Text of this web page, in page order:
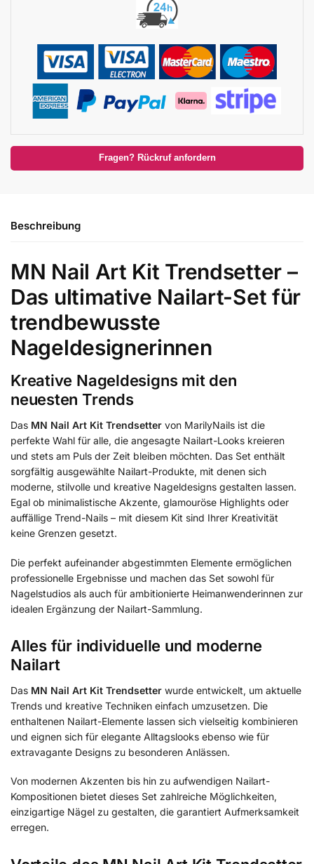
Fragen? Rückruf anfordern
Beschreibung
MN Nail Art Kit Trendsetter –
Das ultimative Nailart-Set für
trendbewusste
Nageldesignerinnen
Kreative Nageldesigns mit den
neuesten Trends
Das MN Nail Art Kit Trendsetter von MarilyNails ist die
perfekte Wahl für alle, die angesagte Nailart-Looks kreieren
und stets am Puls der Zeit bleiben möchten. Das Set enthält
sorgfältig ausgewählte Nailart-Produkte, mit denen sich
moderne, stilvolle und kreative Nageldesigns gestalten lassen.
Egal ob minimalistische Akzente, glamouröse Highlights oder
auffällige Trend-Nails – mit diesem Kit sind Ihrer Kreativität
keine Grenzen gesetzt.
Die perfekt aufeinander abgestimmten Elemente ermöglichen
professionelle Ergebnisse und machen das Set sowohl für
Nagelstudios als auch für ambitionierte Heimanwenderinnen zur
idealen Ergänzung der Nailart-Sammlung.
Alles für individuelle und moderne
Nailart
Das MN Nail Art Kit Trendsetter wurde entwickelt, um aktuelle
Trends und kreative Techniken einfach umzusetzen. Die
enthaltenen Nailart-Elemente lassen sich vielseitig kombinieren
und eignen sich für elegante Alltagslooks ebenso wie für
extravagante Designs zu besonderen Anlässen.
Von modernen Akzenten bis hin zu aufwendigen Nailart-
Kompositionen bietet dieses Set zahlreiche Möglichkeiten,
einzigartige Nägel zu gestalten, die garantiert Aufmerksamkeit
erregen.